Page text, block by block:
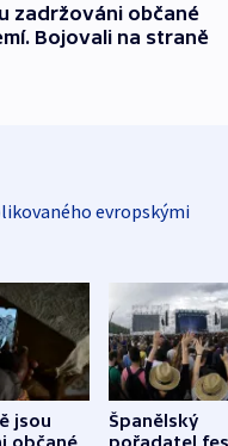
zadržováni občané
Bojovali na straně
evropskými
jsou
Španělský